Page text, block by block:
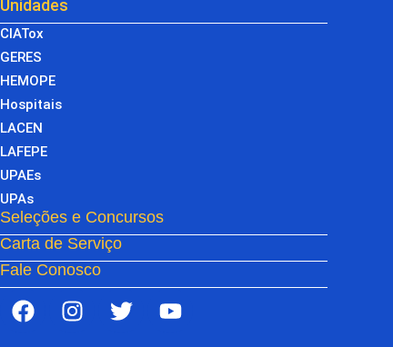
Unidades
CIATox
GERES
HEMOPE
Hospitais
LACEN
LAFEPE
UPAEs
UPAs
Seleções e Concursos
Carta de Serviço
Fale Conosco